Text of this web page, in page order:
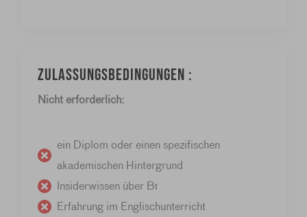
Zulassungsbedingungen :
Nicht erforderlich:
ein Diplom oder einen spezifischen
akademischen Hintergrund
Insiderwissen über B1
Erfahrung im Englischunterricht